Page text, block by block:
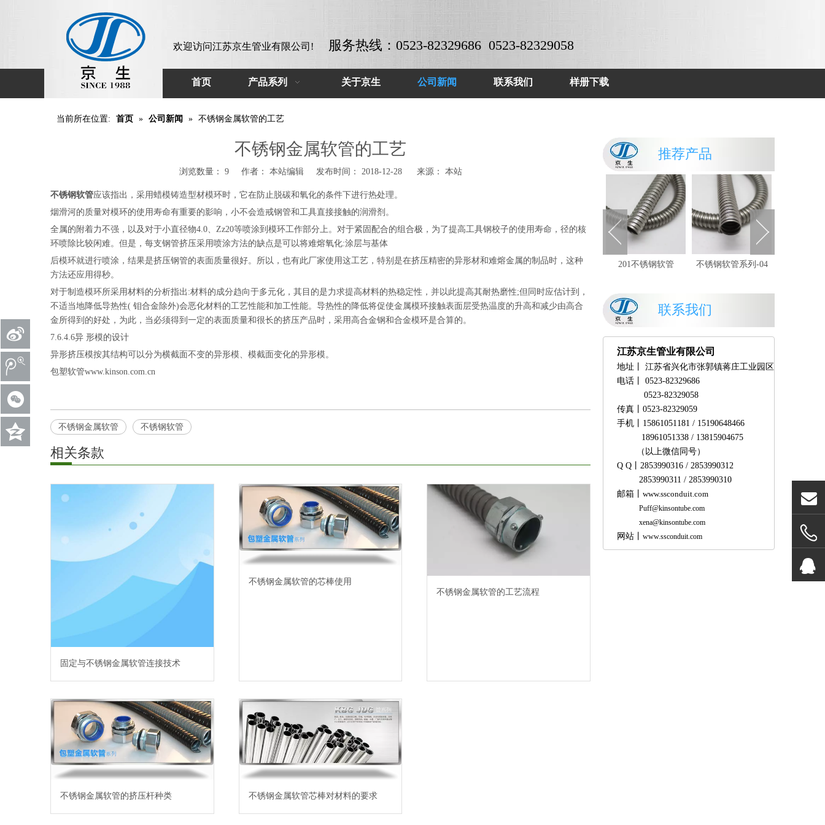
欢迎访问江苏京生管业有限公司! 服务热线：0523-82329686 0523-82329058
首页 产品系列 关于京生 公司新闻 联系我们 样册下载
当前所在位置: 首页 » 公司新闻 » 不锈钢金属软管的工艺
不锈钢金属软管的工艺
浏览数量： 9作者： 本站编辑 发布时间： 2018-12-28 来源： 本站
不锈钢软管应该指出，采用蜡模铸造型材模环时，它在防止脱碳和氧化的条件下进行热处理。
烟滑河的质量对模环的使用寿命有重要的影响，小不会造戒钢管和工具直接接触的润滑剂。
全属的附着力不强，以及对于小直径物4.0、Zz20等喷涂到模环工作部分上。对于紧固配合的组合极，为了提高工具钢校子的使用寿命，径的核
环喷除比较闲难。但是，每支钢管挤压采用喷涂方法的缺点是可以将难熔氧化:涂层与基体
后模环就进行喷涂，结果是挤压钢管的表面质量很好。所以，也有此厂家使用这工艺，特别是在挤压精密的异形材和难熔金属的制品时，这种
方法还应用得秒。
对于制造模环所采用材料的分析指出:材料的成分趋向于多元化，其目的是力求提高材料的热稳定性，并以此提高其耐热磨性;但同时应估计到，
不适当地降低导热性( 钼合金除外)会恶化材料的工艺性能和加工性能。导热性的降低将促使金属模环接触表面层受热温度的升高和减少由高合
金所得到的好处，为此，当必须得到一定的表面质量和很长的挤压产品时，采用高合金钢和合金模环是合算的。
7.6.4.6异 形模的设计
异形挤压模按其结构可以分为横截面不变的异形模、模截面变化的异形模。
包塑软管www.kinson.com.cn
不锈钢金属软管 不锈钢软管
相关条款
固定与不锈钢金属软管连接技术
不锈钢金属软管的芯棒使用
不锈钢金属软管的工艺流程
不锈钢金属软管的挤压杆种类 不锈钢金属软管芯棒对材料的要求
推荐产品
不锈钢软管系列-03 不锈钢波纹管-01 304不锈钢软管 316L不锈钢软管 201不锈钢软管 不锈钢软管系列-04
联系我们
江苏京生管业有限公司
地址丨 江苏省兴化市张郭镇蒋庄工业园区
电话丨 0523-82329686
0523-82329058
传真丨 0523-82329059
手机
15861051181 / 15190648466
18961051338 / 13815904675
（以上微信同号）
Q Q
2853990316 / 2853990312
2853990311 / 2853990310
邮箱
www.ssconduit.com
Puff@kinsontube.com
xena@kinsontube.com
网站 www.ssconduit.com